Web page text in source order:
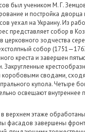
был учеником М. Г.
и постройка дворца
уехал на Украину. Из
представляет собор в
зодчества
собор
креста и завершен
Закругленные
коробовыми сводами,
купола. Четыре
освещают внутреннее
верхнем этаже
фасадов завершены